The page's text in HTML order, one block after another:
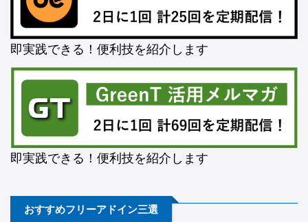
即実践できる！便利技を紹介します
即実践できる！便利技を紹介します
おすすめフリーアドイン三選